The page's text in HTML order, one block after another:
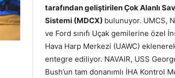
tarafından geliştirilen Çok Alanlı
Sistemi (MDCX) bulunuyor. UMCS,
ve Ford sınıfı Uçak gemilerine özel
Hava Harp Merkezi (UAWC)
entegre ediliyor. NAVAIR, USS
Bush’un tam donanımlı İHA Kontrol